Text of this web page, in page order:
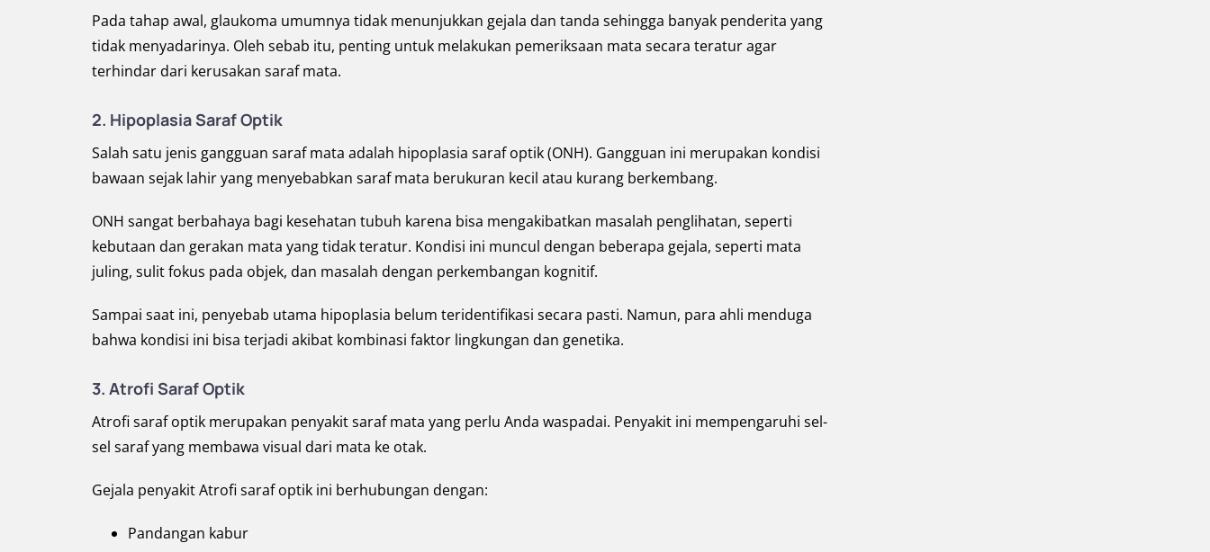
Pada tahap awal, glaukoma umumnya tidak menunjukkan gejala dan tanda sehingga banyak penderita yang
tidak menyadarinya. Oleh sebab itu, penting untuk melakukan pemeriksaan mata secara teratur agar
terhindar dari kerusakan saraf mata.
2. Hipoplasia Saraf Optik
Salah satu jenis gangguan saraf mata adalah hipoplasia saraf optik (ONH). Gangguan ini merupakan kondisi
bawaan sejak lahir yang menyebabkan saraf mata berukuran kecil atau kurang berkembang.
ONH sangat berbahaya bagi kesehatan tubuh karena bisa mengakibatkan masalah penglihatan, seperti
kebutaan dan gerakan mata yang tidak teratur. Kondisi ini muncul dengan beberapa gejala, seperti mata
juling, sulit fokus pada objek, dan masalah dengan perkembangan kognitif.
Sampai saat ini, penyebab utama hipoplasia belum teridentifikasi secara pasti. Namun, para ahli menduga
bahwa kondisi ini bisa terjadi akibat kombinasi faktor lingkungan dan genetika.
3. Atrofi Saraf Optik
Atrofi saraf optik merupakan penyakit saraf mata yang perlu Anda waspadai. Penyakit ini mempengaruhi sel-
sel saraf yang membawa visual dari mata ke otak.
Gejala penyakit Atrofi saraf optik ini berhubungan dengan:
Pandangan kabur